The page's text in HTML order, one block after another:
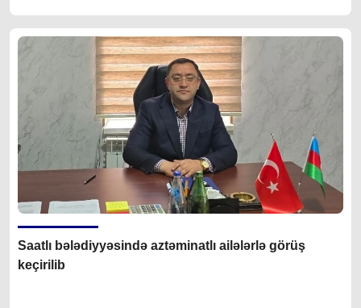
Saatlı bələdiyyəsində aztəminatlı ailələrlə görüş
keçirilib